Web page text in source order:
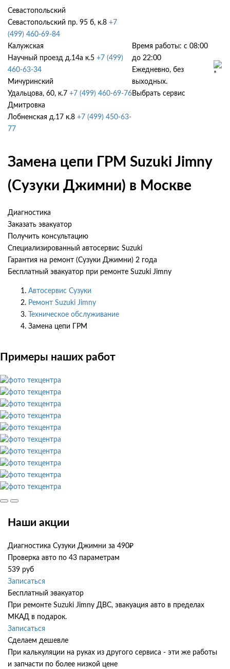
Севастопольский
Севастопольский пр. 95 б, к.8 +7
(499) 460-69-84
Калужская
Научный проезд д.14а к.5 +7 (499)
460-63-34
Мичуринский
Удальцова, 60, к.7 +7 (499) 460-69-76
Дмитровка
Лобненская д.17 к.8 +7 (499) 450-63-
77
Время работы: с 08:00
до 22:00
Ежедневно, без
выходных.
Выбрать сервис
Замена цепи ГРМ Suzuki Jimny
(Сузуки Джимни) в Москве
Диагностика
Заказать эвакуатор
Получить консультацию
Специализированный автосервис Suzuki
Гарантия на ремонт (Сузуки Джимни) 2 года
Бесплатный эвакуатор при ремонте Suzuki Jimny
Автосервис Сузуки
Ремонт Suzuki Jimny
Техническое обслуживание
Замена цепи ГРМ
Примеры наших работ
Наши акции
Диагностика Сузуки Джимни за 490₽
Проверка авто по 43 параметрам
539 руб
Записаться
Бесплатный эвакуатор
При ремонте Suzuki Jimny ДВС, эвакуация авто в пределах
МКАД в подарок.
Записаться
Сделаем дешевле
При калькуляции на руках из другого сервиса - эти же работы
и запчасти по более низкой цене